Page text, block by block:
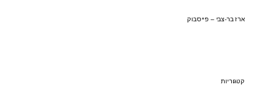
ארז בר-צבי – פייסבוק
קטגוריות